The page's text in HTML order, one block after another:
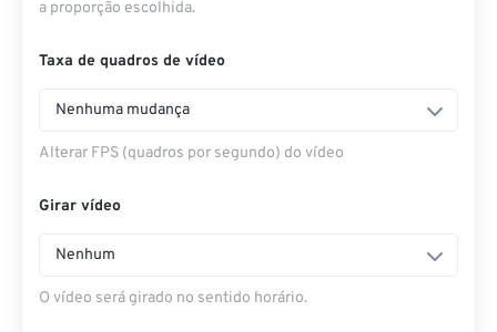
a proporção escolhida.
Taxa de quadros de vídeo
Nenhuma mudança
Alterar FPS (quadros por segundo) do vídeo
Girar vídeo
Nenhum
O vídeo será girado no sentido horário.